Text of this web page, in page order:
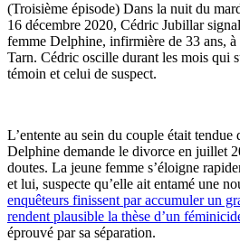
(Troisième épisode) Dans la nuit du
16 décembre 2020, Cédric Jubillar
femme Delphine, infirmière de 33 ans,
Tarn. Cédric oscille durant les mois qui
témoin et celui de suspect.
L’entente au sein du couple était tendue
Delphine demande le divorce en juillet
doutes. La jeune femme s’éloigne
et lui, suspecte qu’elle ait entamé une
enquêteurs finissent par accumuler un
rendent plausible la thèse d’un
éprouvé par sa séparation.